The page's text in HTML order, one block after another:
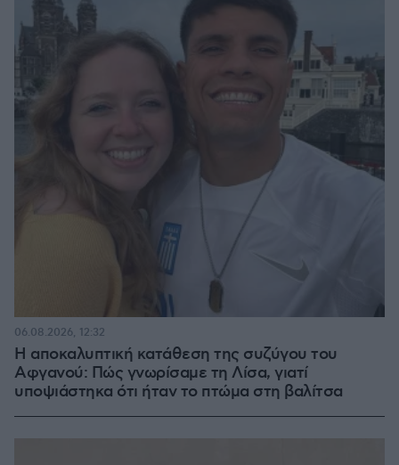
Η αποκαλυπτική κατάθεση της συζύγου του
Αφγανού: Πώς γνωρίσαμε τη Λίσα, γιατί
υποψιάστηκα ότι ήταν το πτώμα στη βαλίτσα
06.08.2026, 12:32